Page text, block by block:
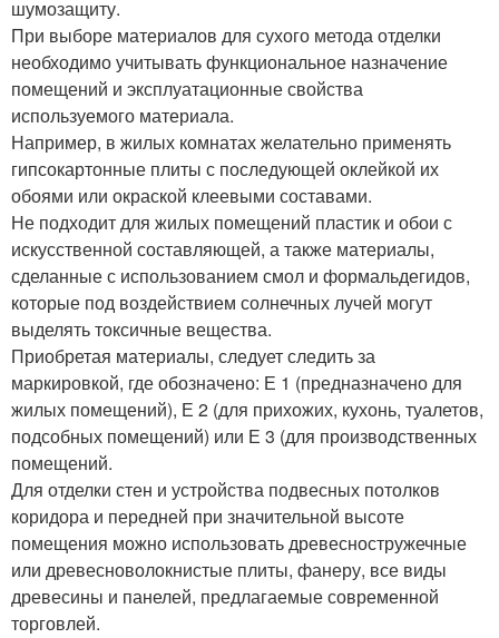
шумозащиту.
При выборе материалов для сухого метода отделки
необходимо учитывать функциональное назначение
помещений и эксплуатационные свойства
используемого материала.
Например, в жилых комнатах желательно применять
гипсокартонные плиты с последующей оклейкой их
обоями или окраской клеевыми составами.
Не подходит для жилых помещений пластик и обои с
искусственной составляющей, а также материалы,
сделанные с использованием смол и формальдегидов,
которые под воздействием солнечных лучей могут
выделять токсичные вещества.
Приобретая материалы, следует следить за
маркировкой, где обозначено: Е 1 (предназначено для
жилых помещений), Е 2 (для прихожих, кухонь, туалетов,
подсобных помещений) или Е 3 (для производственных
помещений.
Для отделки стен и устройства подвесных потолков
коридора и передней при значительной высоте
помещения можно использовать древесностружечные
или древесноволокнистые плиты, фанеру, все виды
древесины и панелей, предлагаемые современной
торговлей.